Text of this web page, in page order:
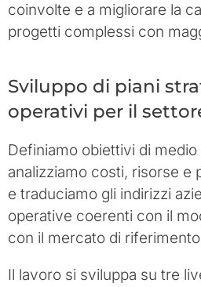
coinvolte e a migliorare la
progetti complessi con
Sviluppo di piani
operativi per il
Definiamo obiettivi di
analizziamo costi, risorse e
e traduciamo gli indirizzi
operative coerenti con il
con il mercato di
Il lavoro si sviluppa su tre